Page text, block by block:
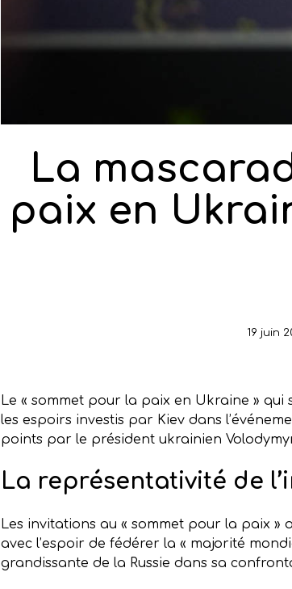
La
paix en
19 juin
Le « sommet pour la paix en Ukraine » qui
les espoirs investis par Kiev dans
points par le président ukrainien
La représentativité de
Les invitations au « sommet pour la paix »
avec l’espoir de fédérer la « majorité
grandissante de la Russie dans sa